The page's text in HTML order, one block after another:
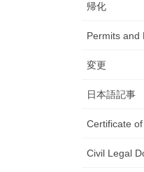
帰化
Permits and
変更
日本語記事
Certificate
Civil Legal